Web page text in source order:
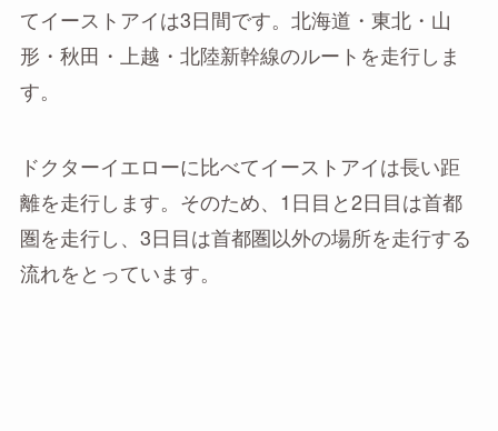
てイーストアイは3日間です。北海道・東北・山
形・秋田・上越・北陸新幹線のルートを走行しま
す。
ドクターイエローに比べてイーストアイは長い距
離を走行します。そのため、1日目と2日目は首都
圏を走行し、3日目は首都圏以外の場所を走行する
流れをとっています。